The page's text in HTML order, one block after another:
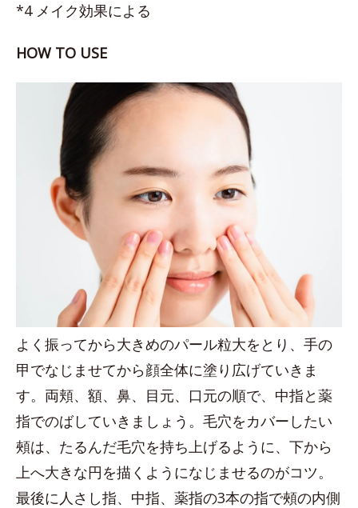
*4 メイク効果による
HOW TO USE
よく振ってから大きめのパール粒大をとり、手の
甲でなじませてから顔全体に塗り広げていきま
す。両頬、額、鼻、目元、口元の順で、中指と薬
指でのばしていきましょう。毛穴をカバーしたい
頰は、たるんだ毛穴を持ち上げるように、下から
上へ大きな円を描くようになじませるのがコツ。
最後に人さし指、中指、薬指の3本の指で頰の内側